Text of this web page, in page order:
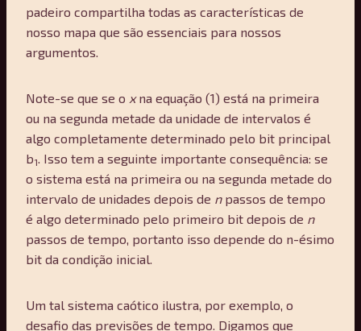
padeiro compartilha todas as características de
nosso mapa que são essenciais para nossos
argumentos.
Note-se que se o xna equação (1) está na primeira
ou na segunda metade da unidade de intervalos é
algo completamente determinado pelo bit principal
b1
. Isso tem a seguinte importante consequência: se
o sistema está na primeira ou na segunda metade do
intervalo de unidades depois de npassos de tempo
é algo determinado pelo primeiro bit depois de n
passos de tempo, portanto isso depende do n-ésimo
bit da condição inicial.
Um tal sistema caótico ilustra, por exemplo, o
desafio das previsões de tempo. Digamos que